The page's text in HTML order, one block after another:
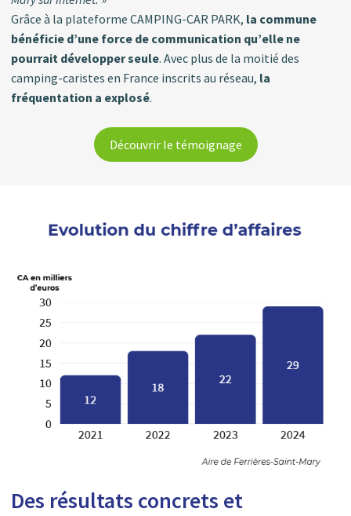
Grâce à la plateforme CAMPING-CAR PARK, la commune
bénéficie d’une force de communication qu’elle ne
pourrait développer seule. Avec plus de la moitié des
camping-caristes en France inscrits au réseau, la
fréquentation a explosé.
Découvrir le témoignage
Des résultats concrets et